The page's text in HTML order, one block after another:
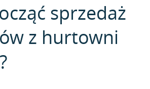
sprzedaż
z hurtowni